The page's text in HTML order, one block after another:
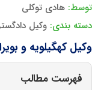
توسط: هادی توکلی
دسته بندی: وکیل
وکیل کهگیلویه و
فهرست مطالب